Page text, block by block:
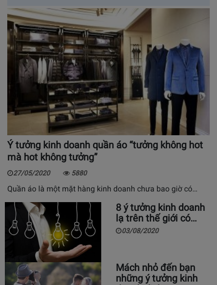
Ý tưởng kinh doanh quần áo “tưởng không hot
mà hot không tưởng”
27/05/2020 5880
Quần áo là một mặt hàng kinh doanh chưa bao giờ có…
8 ý tưởng kinh doanh
lạ trên thế giới có…
03/08/2020
Mách nhỏ đến bạn
những ý tưởng kinh